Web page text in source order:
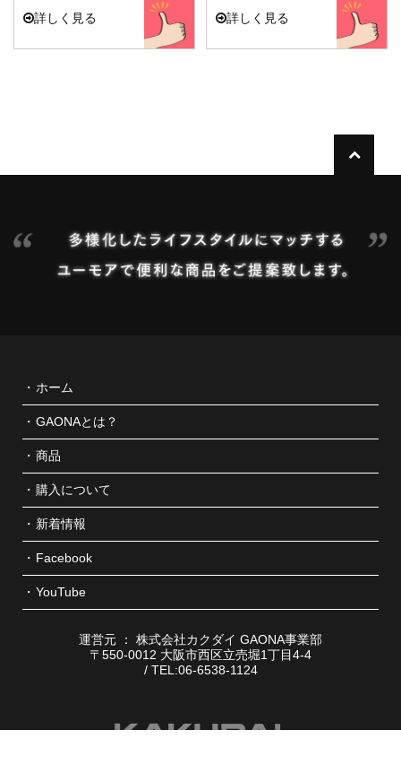
詳しく見る 詳しく見る
ホーム
GAONAとは？
商品
購入について
新着情報
Facebook
YouTube
運営元 ： 株式会社カクダイ GAONA事業部
〒550-0012 大阪市西区立売堀1丁目4-4
/ TEL:06-6538-1124